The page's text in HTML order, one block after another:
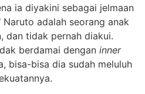
ia diyakini sebagai jelmaan
Naruto adalah seorang anak
dan tidak pernah diakui.
berdamai dengan inner
bisa-bisa dia sudah meluluh